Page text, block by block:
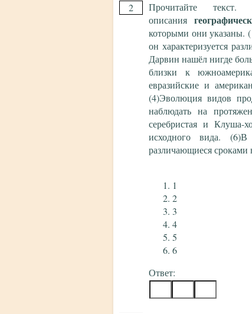
2
Прочитайте
описания
которыми они указаны.
он характеризуется
Дарвин нашёл нигде
близки к
евразийские и
(4)Эволюция видов
наблюдать на
серебристая и Клуша-
исходного вида.
различающиеся сроками
1
2
3
4
5
6
Ответ: